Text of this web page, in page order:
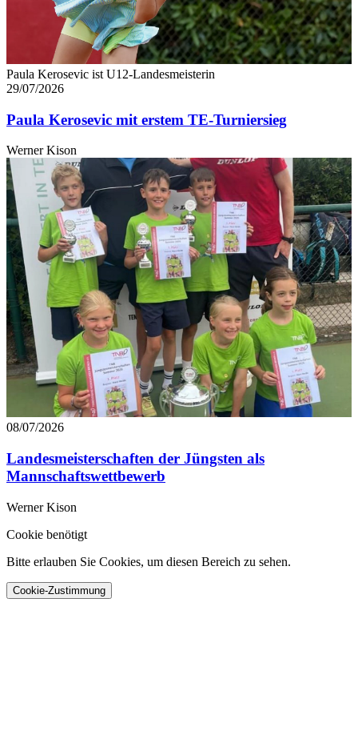
Paula Kerosevic ist U12-Landesmeisterin
29/07/2026
Paula Kerosevic mit erstem TE-Turniersieg
Werner Kison
08/07/2026
Landesmeisterschaften der Jüngsten als
Mannschaftswettbewerb
Werner Kison
Cookie benötigt
Bitte erlauben Sie Cookies, um diesen Bereich zu sehen.
Cookie-Zustimmung